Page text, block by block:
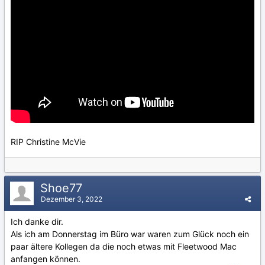
RIP Christine McVie
Shoe77
Dezember 3, 2022
Ich danke dir.
Als ich am Donnerstag im Büro war waren zum Glück noch ein
paar ältere Kollegen da die noch etwas mit Fleetwood Mac
anfangen können.